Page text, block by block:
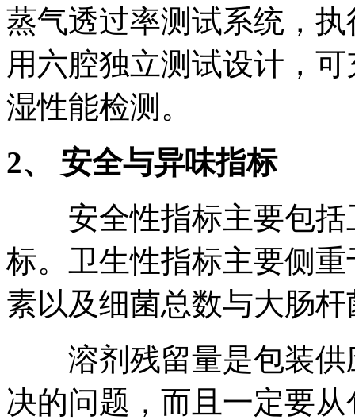
蒸气透过率测试系统，
用六腔独立测试设计，
湿性能检测。
2、 安全与异味指标
安全性指标主要包括
标。卫生性指标主要侧
素以及细菌总数与大肠
溶剂残留量是包装供
决的问题，而且一定要